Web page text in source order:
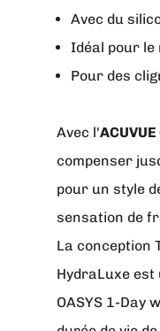
Avec du
Idéal pour le
Pour des
Avec l'
compenser
pour un style
sensation de
La conception
HydraLuxe est
OASYS 1-Day